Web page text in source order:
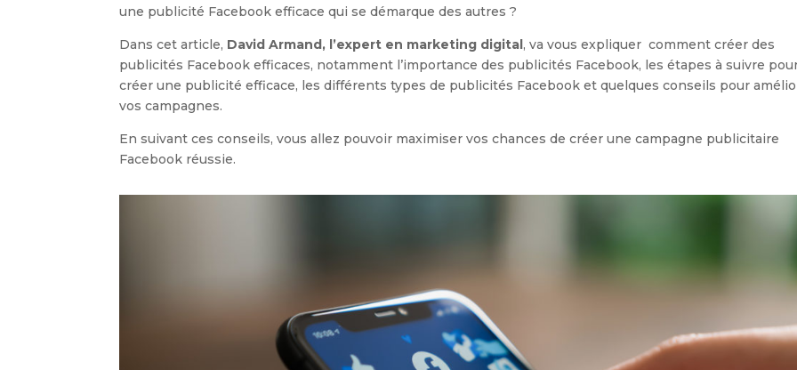
une publicité Facebook efficace qui se démarque des autres ?
Dans cet article, David Armand, l’expert en marketing digital, va vous expliquer comment créer des
publicités Facebook efficaces, notamment l’importance des publicités Facebook, les étapes à suivre
créer une publicité efficace, les différents types de publicités Facebook et quelques conseils pour
vos campagnes.
En suivant ces conseils, vous allez pouvoir maximiser vos chances de créer une campagne publicitaire
Facebook réussie.